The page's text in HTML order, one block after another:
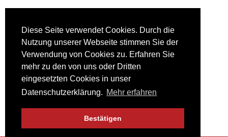
Diese Seite verwendet Cookies. Durch die
Nutzung unserer Webseite stimmen Sie der
Verwendung von Cookies zu. Erfahren Sie
mehr zu den von uns oder Dritten
eingesetzten Cookies in unser
Datenschutzerklärung. Mehr erfahren
Bestätigen